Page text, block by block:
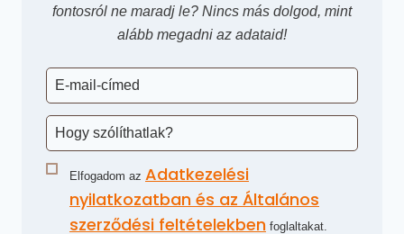
fontosról ne maradj le? Nincs más dolgod, mint
alább megadni az adataid!
Elfogadom az Adatkezelési
nyilatkozatban és az Általános
szerződési feltételekben foglaltakat.